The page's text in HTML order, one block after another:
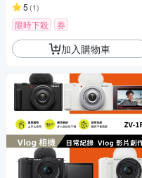
5 (1)
限時下殺 券
加入購物車